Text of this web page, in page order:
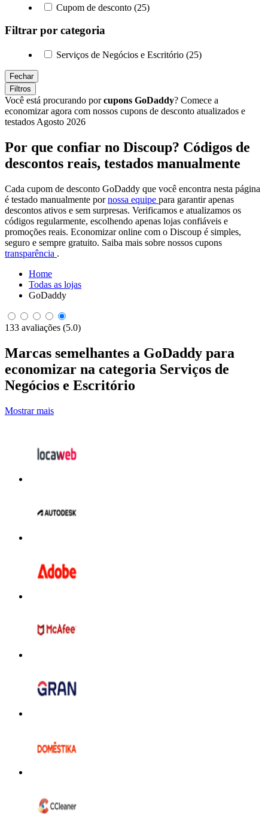
Cupom de desconto (25)
Filtrar por categoria
Serviços de Negócios e Escritório (25)
Fechar
Filtros
Você está procurando porcupons GoDaddy? Comece a
economizar agora com nossos cupons de desconto atualizados e
testados Agosto 2026
Por que confiar no Discoup? Códigos de
descontos reais, testados manualmente
Cada cupom de desconto GoDaddy que você encontra nesta página
é testado manualmente pornossa equipe para garantir apenas
descontos ativos e sem surpresas. Verificamos e atualizamos os
códigos regularmente, escolhendo apenas lojas confiáveis e
promoções reais. Economizar online com o Discoup é simples,
seguro e sempre gratuito. Saiba mais sobre nossos cupons
transparência .
Home
Todas as lojas
GoDaddy
133 avaliações (5.0)
Marcas semelhantes a GoDaddy para
economizar na categoria Serviços de
Negócios e Escritório
Mostrar mais